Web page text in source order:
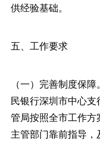
供经验基础。
五、工作要求
（一）完善制度保
民银行深圳市中心
管局按照全市工作
主管部门靠前指导，